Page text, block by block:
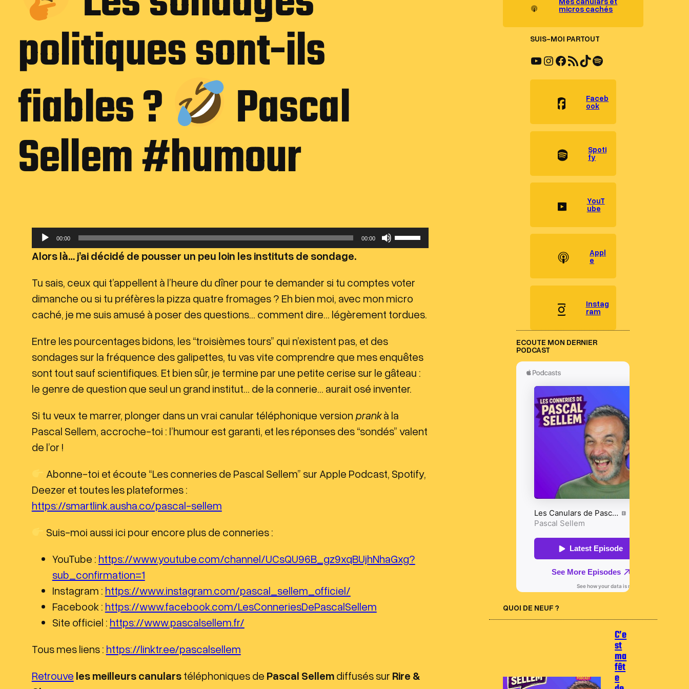
politiques sont-ils
fiables ?
Pascal
Sellem #humour
e
t
e
u
a
u
d
i
o
00:00 00:00
U
t
l
i
s
l
e
s
l
h
u
t
u
Alors là… j’ai décidé de pousser un peu loin les instituts de sondage.
Tu sais, ceux qui t’appellent à l’heure du dîner pour te demander si tu comptes voter
dimanche ou si tu préfères la pizza quatre fromages ? Eh bien moi, avec mon micro
caché, je me suis amusé à poser des questions… comment dire… légèrement tordues.
Entre les pourcentages bidons, les “troisièmes tours” qui n’existent pas, et des
sondages sur la fréquence des galipettes, tu vas vite comprendre que mes enquêtes
sont tout sauf scientifiques. Et bien sûr, je termine par une petite cerise sur le gâteau :
le genre de question que seul un grand institut… de la connerie… aurait osé inventer.
Si tu veux te marrer, plonger dans un vrai canular téléphonique version prankà la
Pascal Sellem, accroche-toi : l’humour est garanti, et les réponses des “sondés” valent
de l’or !
Abonne-toi et écoute “Les conneries de Pascal Sellem” sur Apple Podcast, Spotify,
Deezer et toutes les plateformes :
https://smartlink.ausha.co/pascal-sellem
Suis-moi aussi ici pour encore plus de conneries :
YouTube : https://www.youtube.com/channel/UCsQU96B_gz9xqBUjhNhaGxg?
sub_confirmation=1
Instagram : https://www.instagram.com/pascal_sellem_officiel/
Facebook : https://www.facebook.com/LesConneriesDePascalSellem
Site officiel : https://www.pascalsellem.fr/
Tous mes liens : https://linktr.ee/pascalsellem
Retrouve les meilleurs canularstéléphoniques de Pascal Sellemdiffusés sur Rire &
micros cachés
SUIS-MOI PARTOUT
YouTube Instagram Facebook Flux RSS TikTok Spotify
Faceb
ook
Spoti
fy
YouT
ube
Appl
e
Instag
ram
ECOUTE MON DERNIER
PODCAST
QUOI DE NEUF ?
C’e
st
ma
fêt
e